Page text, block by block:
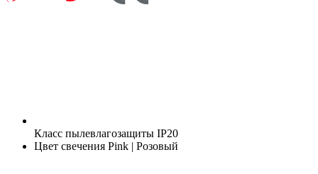
Класс пылевлагозащиты IP20
Цвет свечения Pink | Розовый